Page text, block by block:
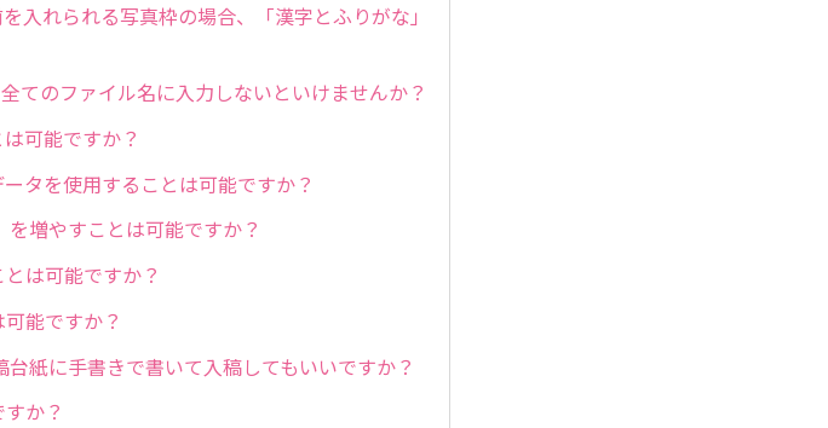
入れられる写真枠の場合、「漢字とふりがな」
てのファイル名に入力しないといけませんか？
可能ですか？
タを使用することは可能ですか？
増やすことは可能ですか？
は可能ですか？
能ですか？
紙に手書きで書いて入稿してもいいですか？
か？